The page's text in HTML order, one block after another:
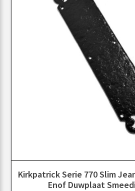
Kirkpatrick Serie 770 Slim
Enof Duwplaat